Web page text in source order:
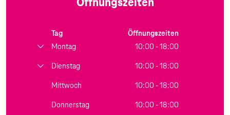
Öffnungszeiten
Tag
Öffnungszeiten
Montag
10:00 - 18:00
Dienstag 10:00 - 18:00
Mittwoch 10:00 - 18:00
Donnerstag 10:00 - 18:00